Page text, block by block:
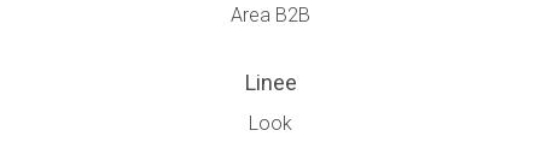
Area B2B
Linee
Look